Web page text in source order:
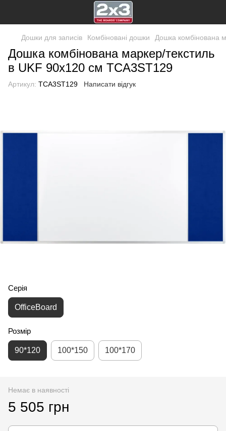
Дошки для записів Комбіновані дошки Дошка комбінована
Дошка комбінована маркер/текстиль
в UKF 90х120 см TCA3ST129
Артикул: TCA3ST129 Написати відгук
Серія
OfficeBoard
Розмір
90*120 100*150 100*170
Немає в наявності
5 505 грн